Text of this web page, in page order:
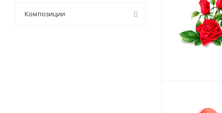
Композиции